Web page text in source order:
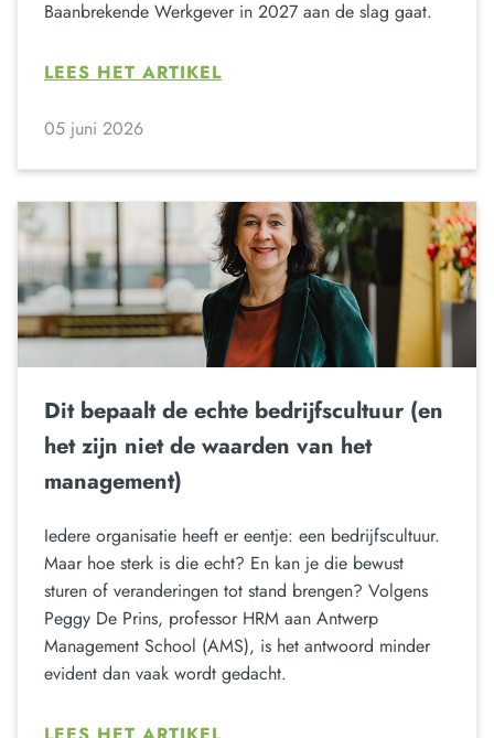
Baanbrekende Werkgever in 2027 aan de slag gaat.
LEES HET ARTIKEL
05 juni 2026
Dit bepaalt de echte bedrijfscultuur (en
het zijn niet de waarden van het
management)
Iedere organisatie heeft er eentje: een bedrijfscultuur.
Maar hoe sterk is die echt? En kan je die bewust
sturen of veranderingen tot stand brengen? Volgens
Peggy De Prins, professor HRM aan Antwerp
Management School (AMS), is het antwoord minder
evident dan vaak wordt gedacht.